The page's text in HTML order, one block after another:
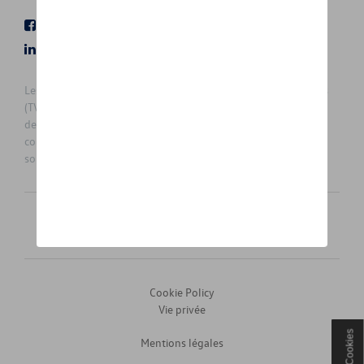
Les prix affichés sur le présent site sont des prix recommandés
(TVAc), hors éventuels frais de montage. Pour connaitre le prix
de vente actuel et les éventuels frais de montage, veuillez
contacter votre concessionnaire/agent. Les prix recommandés
sont sujets à des changements sans préavis.
Mentions légales
Cookie Policy
Vie privée
Cookies